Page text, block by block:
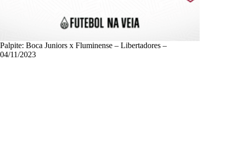
Palpite: Boca Juniors x Fluminense – Libertadores –
04/11/2023